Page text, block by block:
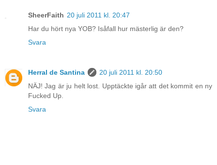
SheerFaith 20 juli 2011 kl. 20:47
Har du hört nya YOB? Isåfall hur mästerlig är den?
Svara
Herral de Santina
20 juli 2011 kl. 20:50
NÄJ! Jag är ju helt lost. Upptäckte igår att det kommit en ny
Fucked Up.
Svara